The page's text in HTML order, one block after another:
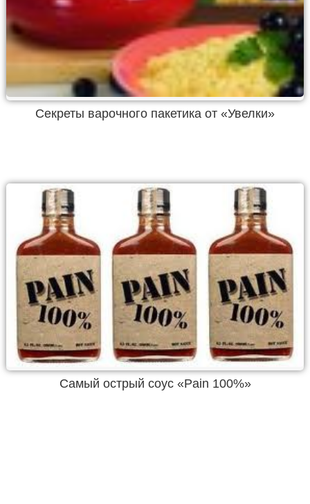
Секреты варочного пакетика от «Увелки»
Самый острый соус «Pain 100%»